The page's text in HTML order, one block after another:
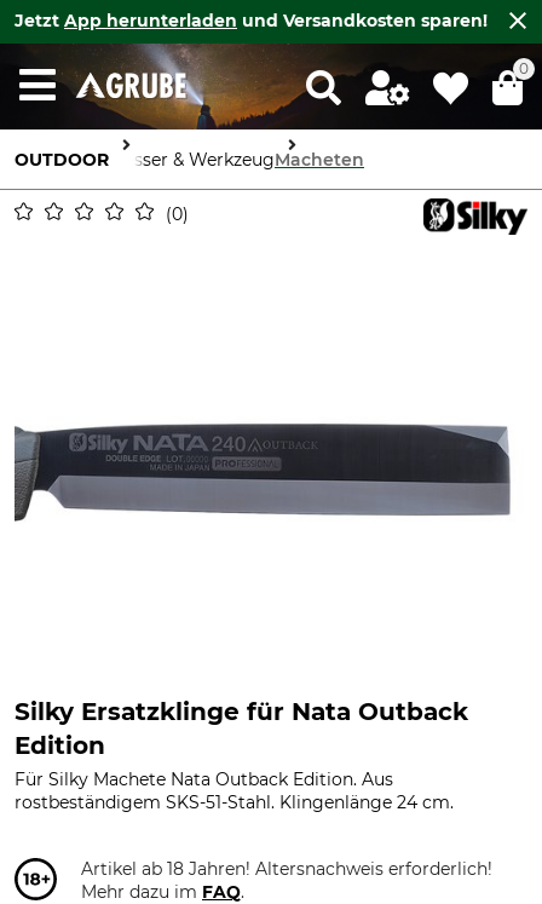
Jetzt App herunterladen und Versandkosten sparen!
0
OUTDOOR Messer & WerkzeugMacheten
0
Silky Ersatzklinge für Nata Outback
Edition
Für Silky Machete Nata Outback Edition. Aus
rostbeständigem SKS-51-Stahl. Klingenlänge 24 cm.
Artikel ab 18 Jahren! Altersnachweis erforderlich!
Mehr dazu im FAQ.